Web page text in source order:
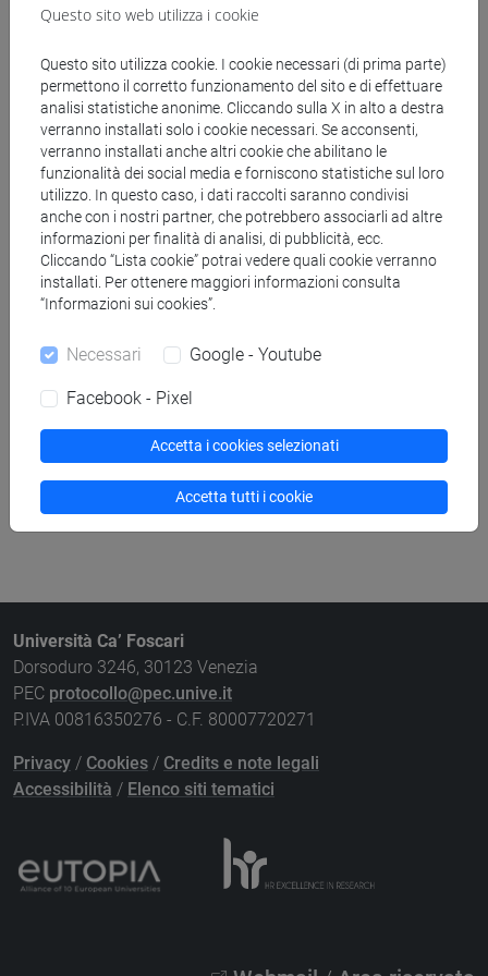
Cerca nel sito
Ricerca persone
Ricerca insegnamenti
Ricerca aule
Ricerca pubblicazioni
Ricerca risorse bibliografiche
Università Ca’ Foscari
Dorsoduro 3246, 30123 Venezia
PEC protocollo@pec.unive.it
P.IVA 00816350276 - C.F. 80007720271
Privacy / Cookies / Credits e note legali
Accessibilità / Elenco siti tematici
Questo sito web utilizza i cookie
Questo sito utilizza cookie. I cookie necessari (di prima parte)
permettono il corretto funzionamento del sito e di effettuare
analisi statistiche anonime. Cliccando sulla X in alto a destra
verranno installati solo i cookie necessari. Se acconsenti,
verranno installati anche altri cookie che abilitano le
funzionalità dei social media e forniscono statistiche sul loro
utilizzo. In questo caso, i dati raccolti saranno condivisi
anche con i nostri partner, che potrebbero associarli ad altre
informazioni per finalità di analisi, di pubblicità, ecc.
Cliccando “Lista cookie” potrai vedere quali cookie verranno
installati. Per ottenere maggiori informazioni consulta
“Informazioni sui cookies”.
Necessari Google - Youtube
Facebook - Pixel
Accetta i cookies selezionati
Accetta tutti i cookie